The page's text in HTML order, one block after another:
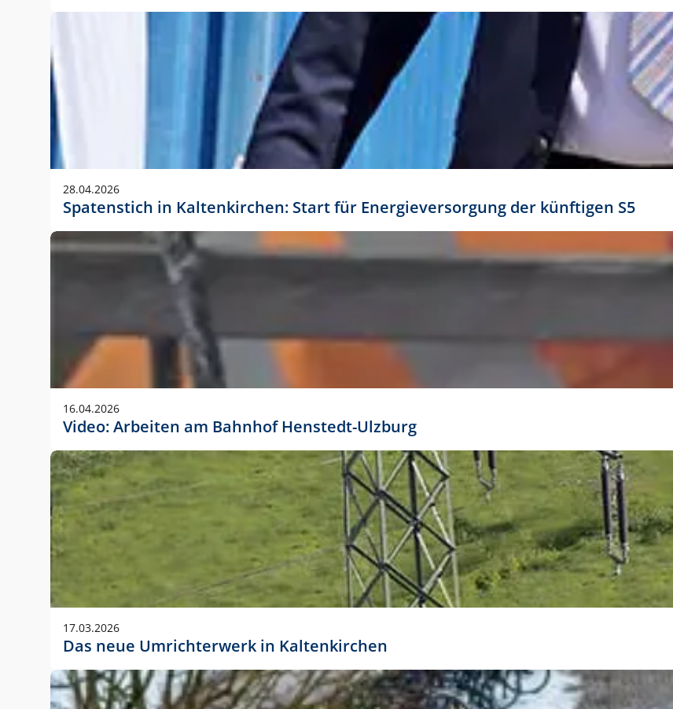
Anwendungsgröße im Layout:
Die Logohöhe beträgt 4 – 10 % der jeweiligen Formathöhe. Daraus ergeben sich für gängige Formate
folgende fest definierte Anwendungsgrößen im Layout:
DIN A3 – 15 mm hoch (5 %)
DIN A1 – 39 mm hoch (5 %)
DIN lang – 10 mm hoch (5 %)
1080 x 1080 px – 78 px hoch (7 %)
In Ausnahmefällen darf das Logo jedoch auch größer oder kleiner gesetzt werden. Dazu bedarf es jedoch
stets der vorherigen Absprache mit der Marketingabteilung.
28.04.2026
Spatenstich in Kaltenkirchen: Start für Energieversorgung der künftigen S5
16.04.2026
Video: Arbeiten am Bahnhof Henstedt-Ulzburg
17.03.2026
Das neue Umrichterwerk in Kaltenkirchen